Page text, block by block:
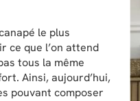
le plus
ce que l’on attend
tous la même
Ainsi, aujourd’hui,
pouvant composer